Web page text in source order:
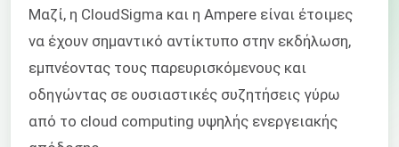
Μαζί, η CloudSigma και η Ampere είναι έτοιμες
να έχουν σημαντικό αντίκτυπο στην εκδήλωση,
εμπνέοντας τους παρευρισκόμενους και
οδηγώντας σε ουσιαστικές συζητήσεις γύρω
από το cloud computing υψηλής ενεργειακής